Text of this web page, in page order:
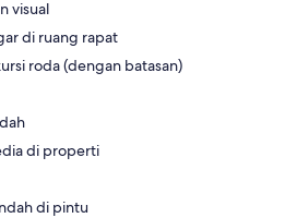
visual
di ruang rapat
roda (dengan batasan)
di properti
di pintu